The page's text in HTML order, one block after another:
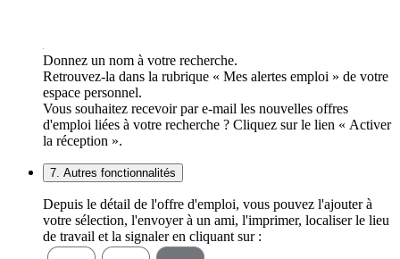
Donnez un nom à votre recherche.
Retrouvez-la dans la rubrique « Mes alertes emploi » de votre
espace personnel.
Vous souhaitez recevoir par e-mail les nouvelles offres
d'emploi liées à votre recherche ? Cliquez sur le lien « Activer
la réception ».
7. Autres fonctionnalités
Depuis le détail de l'offre d'emploi, vous pouvez l'ajouter à
votre sélection, l'envoyer à un ami, l'imprimer, localiser le lieu
de travail et la signaler en cliquant sur :